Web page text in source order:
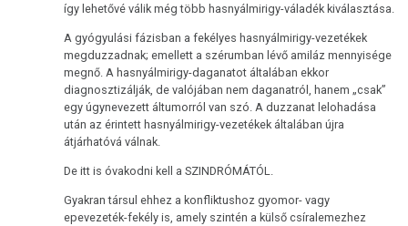
így lehetővé válik még több hasnyálmirigy-váladék kiválasztása.
A gyógyulási fázisban a fekélyes hasnyálmirigy-vezetékek
megduzzadnak; emellett a szérumban lévő amiláz mennyisége
megnő. A hasnyálmirigy-daganatot általában ekkor
diagnosztizálják, de valójában nem daganatról, hanem „csak”
egy úgynevezett áltumorról van szó. A duzzanat lelohadása
után az érintett hasnyálmirigy-vezetékek általában újra
átjárhatóvá válnak.
De itt is óvakodni kell a SZINDRÓMÁTÓL.
Gyakran társul ehhez a konfliktushoz gyomor- vagy
epevezeték-fekély is, amely szintén a külső csíralemezhez